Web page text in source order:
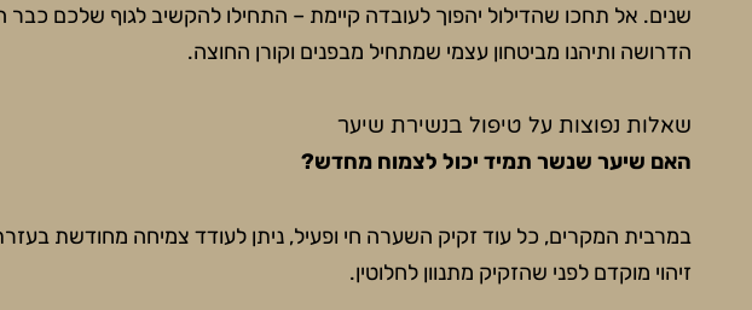
שנים. אל תחכו שהדילול יהפוך לעובדה קיימת – התחילו להקשיב לגוף שלכם כבר
הדרושה ותיהנו מביטחון עצמי שמתחיל מבפנים וקורן החוצה.
שאלות נפוצות על טיפול בנשירת שיער
האם שיער שנשר תמיד יכול לצמוח מחדש?
במרבית המקרים, כל עוד זקיק השערה חי ופעיל, ניתן לעודד צמיחה מחודשת
זיהוי מוקדם לפני שהזקיק מתנוון לחלוטין.